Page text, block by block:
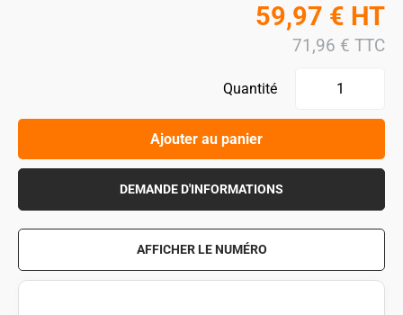
59,97 € HT
71,96 € TTC
Quantité
Ajouter au panier
DEMANDE D'INFORMATIONS
AFFICHER LE NUMÉRO